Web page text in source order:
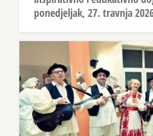
ponedjeljak, 27. travnja